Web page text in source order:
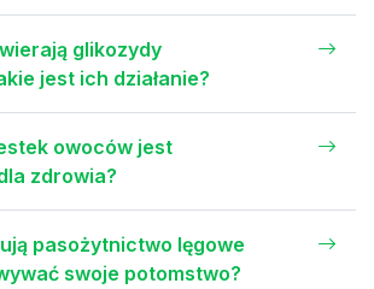
glikozydy
jest ich działanie?
owoców jest
zdrowia?
pasożytnictwo lęgowe
swoje potomstwo?